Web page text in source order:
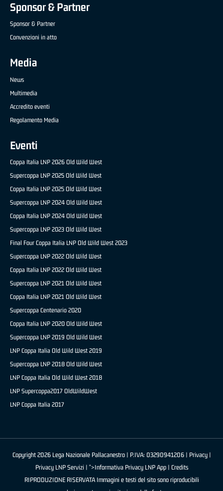
Sponsor & Partner
Sponsor & Partner
Convenzioni in atto
Media
News
Multimedia
Accredito eventi
Regolamento Media
Eventi
Coppa Italia LNP 2026 Old Wild West
Supercoppa LNP 2025 Old Wild West
Coppa Italia LNP 2025 Old Wild West
Supercoppa LNP 2024 Old Wild West
Coppa Italia LNP 2024 Old Wild West
Supercoppa LNP 2023 Old Wild West
Final Four Coppa Italia LNP Old Wild West 2023
Supercoppa LNP 2022 Old Wild West
Coppa Italia LNP 2022 Old Wild West
Supercoppa LNP 2021 Old Wild West
Coppa Italia LNP 2021 Old Wild West
Supercoppa Centenario 2020
Coppa Italia LNP 2020 Old Wild West
Supercoppa LNP 2019 Old Wild West
LNP Coppa Italia Old Wild West 2019
Supercoppa LNP 2018 Old Wild West
LNP Coppa Italia Old Wild West 2018
LNP Supercoppa2017 OldWildWest
LNP Coppa Italia 2017
Copyright 2026 Lega Nazionale Pallacanestro | P.IVA: 03290941206 | Privacy|
Privacy LNP Servizi | ">Informativa Privacy LNP App | Credits
RIPRODUZIONE RISERVATA Immagini e testi del sito sono riproducibili